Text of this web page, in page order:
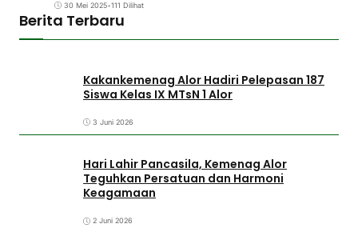
30 Mei 2025•111 Dilihat
Berita Terbaru
Kakankemenag Alor Hadiri Pelepasan 187
Siswa Kelas IX MTsN 1 Alor
3 Juni 2026
Hari Lahir Pancasila, Kemenag Alor
Teguhkan Persatuan dan Harmoni
Keagamaan
2 Juni 2026